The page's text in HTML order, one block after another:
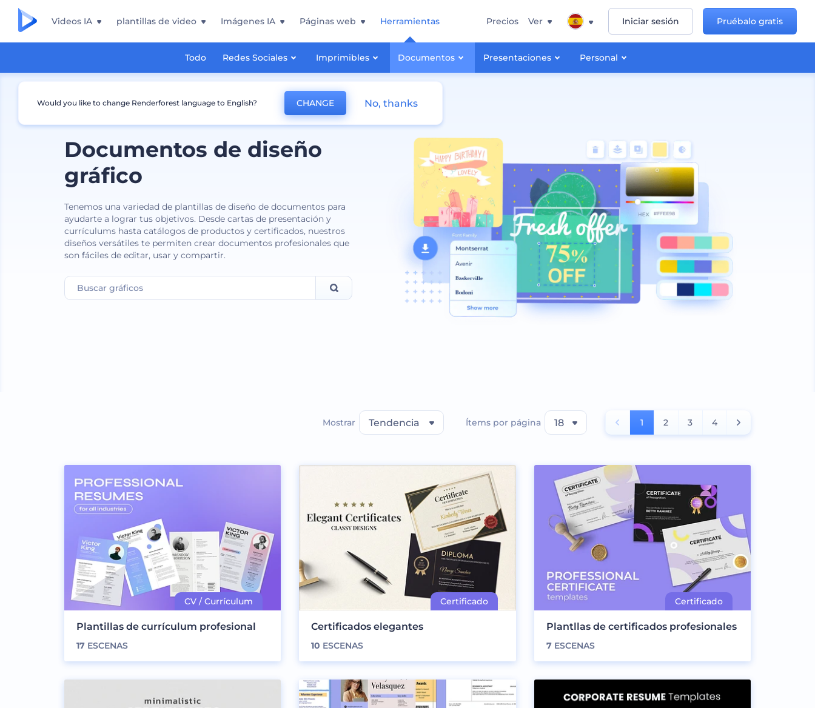
Videos IA plantillas de video Imágenes IA Páginas web Herramientas
Todo Redes Sociales Imprimibles Documentos Presentaciones Personal
Precios Ver Iniciar sesión Pruébalo gratis
Documentos de diseño
gráfico
Tenemos una variedad de plantillas de diseño de documentos para
ayudarte a lograr tus objetivos. Desde cartas de presentación y
currículums hasta catálogos de productos y certificados, nuestros
diseños versátiles te permiten crear documentos profesionales que
son fáciles de editar, usar y compartir.
Mostrar Tendencia Ítems por página 18 1 2 3 4
Plantillas de currículum profesional
17 ESCENAS
Certificados elegantes
10 ESCENAS
Plantllas de certificados profesionales
7ESCENAS
Would you like to change Renderforest language to English? CHANGE No, thanks